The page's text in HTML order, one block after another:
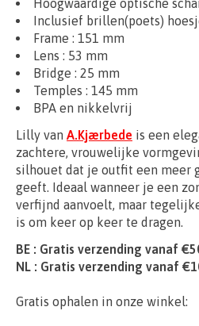
Hoogwaardige optische
Inclusief brillen(poets)
Frame : 151 mm
Lens : 53 mm
Bridge : 25 mm
Temples : 145 mm
BPA en nikkelvrij
Lilly van A.Kjærbede is een
zachtere, vrouwelijke
silhouet dat je outfit een meer
geeft. Ideaal wanneer je een
verfijnd aanvoelt, maar
is om keer op keer te dragen.
BE : Gratis verzending vanaf
NL : Gratis verzending vanaf
Gratis ophalen in onze winkel: